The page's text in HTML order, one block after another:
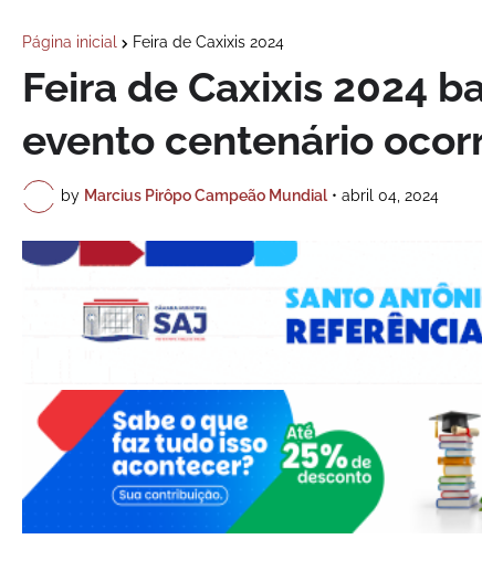
Página inicial Feira de Caxixis 2024
Feira de Caxixis 2024
evento centenário
by Marcius Pirôpo Campeão Mundial • abril 04, 2024